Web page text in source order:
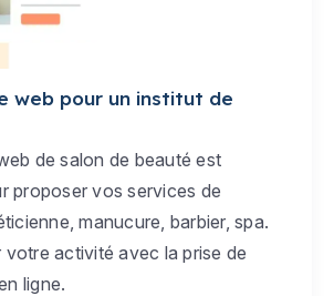
web pour un institut de
de salon de beauté est
proposer vos services de
manucure, barbier, spa.
votre activité avec la prise de
ligne.